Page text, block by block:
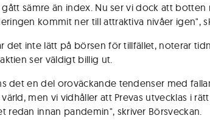
gått sämre än index. Nu ser vi dock att
kommit ner till attraktiva nivåer igen",
det inte lätt på börsen för tillfället, noterar
ser väldigt billig ut.
det en del oroväckande tendenser med
men vi vidhåller att Prevas utvecklas i
redan innan pandemin", skriver Börsveckan.